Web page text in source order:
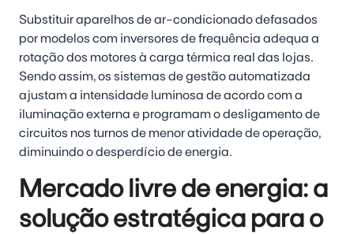
Substituir aparelhos de ar-condicionado defasados
por modelos com inversores de frequência adequa a
rotação dos motores à carga térmica real das lojas.
Sendo assim, os sistemas de gestão automatizada
ajustam a intensidade luminosa de acordo com a
iluminação externa e programam o desligamento de
circuitos nos turnos de menor atividade de operação,
diminuindo o desperdício de energia.
Mercado livre de energia: a
solução estratégica para o